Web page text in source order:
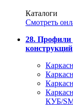
Каталоги
Смотреть
28. Профили
конструкций
КУБ/